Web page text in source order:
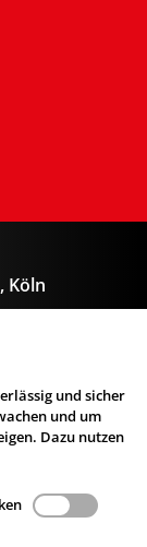
, Köln
und sicher
und um
Dazu nutzen